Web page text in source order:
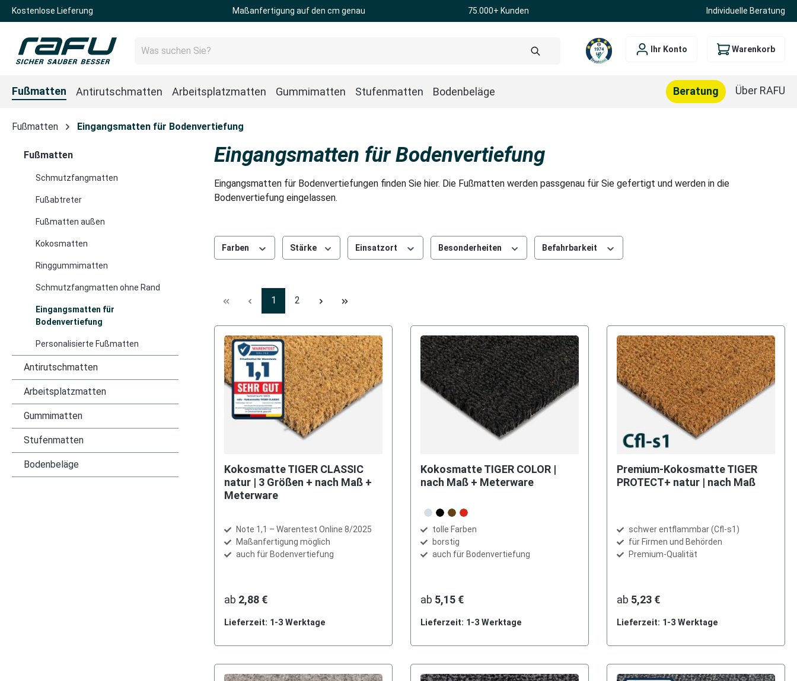
Hauptinhalt springen
Zur Suche springen
Zur Hauptnavigation springen
Kostenlose Lieferung Maßanfertigung auf den cm genau 75.000+ Kunden Individuelle Beratung
Ihr Konto Warenkorb
Fußmatten Antirutschmatten Arbeitsplatzmatten Gummimatten Stufenmatten Bodenbeläge Beratung Über RAFU
Fußmatten Eingangsmatten für Bodenvertiefung
Fußmatten
Schmutzfangmatten
Fußabtreter
Fußmatten außen
Kokosmatten
Ringgummimatten
Schmutzfangmatten ohne Rand
Eingangsmatten für
Bodenvertiefung
Personalisierte Fußmatten
Antirutschmatten
Arbeitsplatzmatten
Gummimatten
Stufenmatten
Bodenbeläge
Eingangsmatten für Bodenvertiefung
Eingangsmatten für Bodenvertiefungen finden Sie hier. Die Fußmatten werden passgenau für Sie gefertigt und werden in die
Bodenvertiefung eingelassen.
Farben Stärke Einsatzort Besonderheiten Befahrbarkeit
Seite
1 Seite
2
Kokosmatte TIGER CLASSIC
natur | 3 Größen + nach Maß +
Meterware
Note 1,1 – Warentest Online 8/2025
Maßanfertigung möglich
auch für Bodenvertiefung
ab 2,88 €
Lieferzeit: 1-3 Werktage
Kokosmatte TIGER COLOR |
nach Maß + Meterware
Farbe auswählen
grauschwarz
braun
rot
tolle Farben
borstig
auch für Bodenvertiefung
ab 5,15 €
Lieferzeit: 1-3 Werktage
Premium-Kokosmatte TIGER
PROTECT+ natur | nach Maß
schwer entflammbar (Cfl-s1)
für Firmen und Behörden
Premium-Qualität
ab 5,23 €
Lieferzeit: 1-3 Werktage